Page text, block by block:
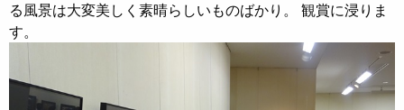
る風景は大変美しく素晴らしいものばかり。 観賞に浸りま
す。